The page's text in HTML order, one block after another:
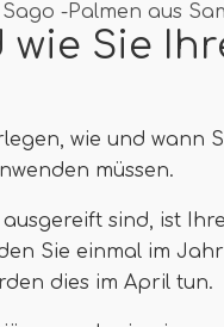
-Palmen aus
wie Sie
wie und wann
müssen.
ausgereift sind, ist
Sie einmal im
dies im April tun.